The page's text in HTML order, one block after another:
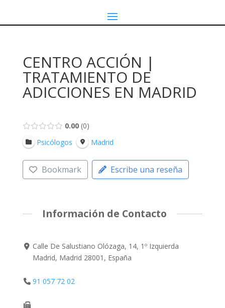
CENTRO ACCIÓN |
TRATAMIENTO DE
ADICCIONES EN MADRID
0.00 0
Psicólogos
Madrid
Bookmark Escribe una reseña
Información de Contacto
Calle De Salustiano Olózaga, 14, 1º Izquierda
Madrid, Madrid 28001, España
91 057 72 02